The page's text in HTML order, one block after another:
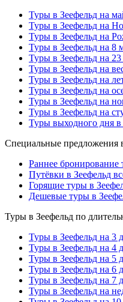
Туры в Зеефельд на
Туры в Зеефельд на
Туры в Зеефельд на
Туры в Зеефельд на 8
Туры в Зеефельд на
Туры в Зеефельд на
Туры в Зеефельд на
Туры в Зеефельд на
Туры в Зеефельд на
Туры в Зеефельд на
Туры выходного дня в
Специальные предложения
Раннее бронирование
Путёвки в Зеефельд
Горящие туры в
Дешевые туры в
Туры в Зеефельд по
Туры в Зеефельд на 3
Туры в Зеефельд на 4
Туры в Зеефельд на 5
Туры в Зеефельд на 6
Туры в Зеефельд на 7
Туры в Зеефельд на